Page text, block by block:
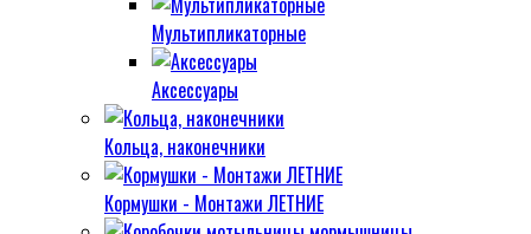
Мультипликаторные
Аксессуары
Кольца, наконечники
Кормушки - Монтажи ЛЕТНИЕ